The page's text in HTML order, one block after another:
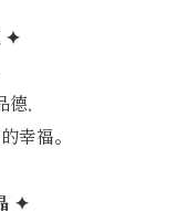
✦
，
幸福。
✦